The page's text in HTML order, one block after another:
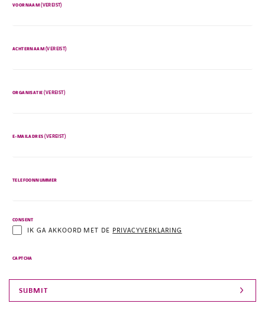
VOORNAAM (VEREIST)
ACHTERNAAM (VEREIST)
ORGANISATIE (VEREIST)
E-MAILADRES (VEREIST)
TELEFOONNUMMER
CONSENT
IK GA AKKOORD MET DE PRIVACYVERKLARING
CAPTCHA